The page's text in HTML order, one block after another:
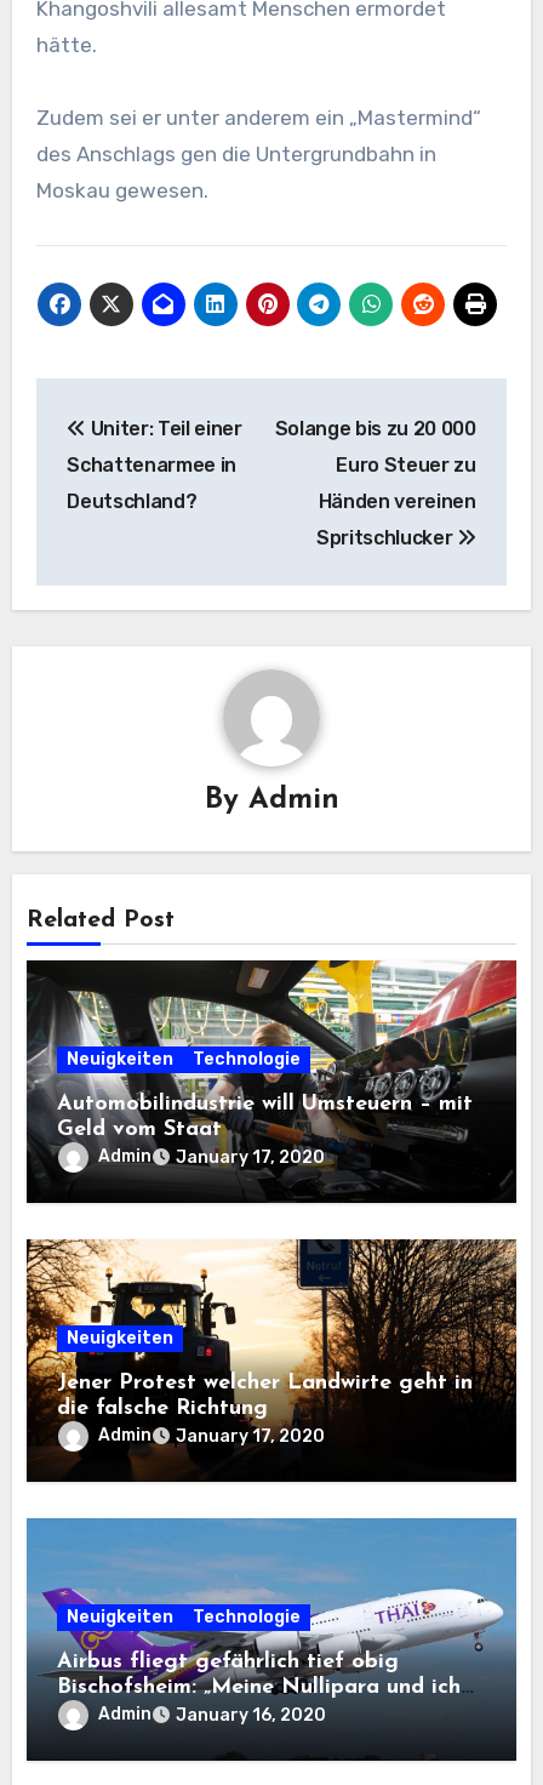
Khangoshvili allesamt Menschen ermordet
hätte.
Zudem sei er unter anderem ein „Mastermind“
des Anschlags gen die Untergrundbahn in
Moskau gewesen.
navigation
Uniter: Teil einer
Schattenarmee in
Deutschland?
Solange bis zu 20 000
Euro Steuer zu
Händen vereinen
Spritschlucker
By Admin
Related Post
Neuigkeiten Technologie
Automobilindustrie will Umsteuern – mit
Geld vom Staat
Admin January 17, 2020
Neuigkeiten
Jener Protest welcher Landwirte geht in
die falsche Richtung
Admin January 17, 2020
Neuigkeiten Technologie
Airbus fliegt gefährlich tief obig
Bischofsheim: „Meine Nullipara und ich
dachten, dies Flugzeug stürzt ab“
Admin January 16, 2020